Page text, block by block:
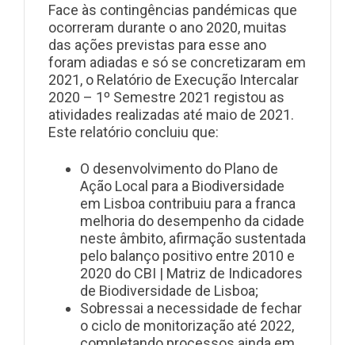
Face às contingências pandémicas que
ocorreram durante o ano 2020, muitas
das ações previstas para esse ano
foram adiadas e só se concretizaram em
2021, o Relatório de Execução Intercalar
2020 – 1º Semestre 2021 registou as
atividades realizadas até maio de 2021.
Este relatório concluiu que:
O desenvolvimento do Plano de
Ação Local para a Biodiversidade
em Lisboa contribuiu para a franca
melhoria do desempenho da cidade
neste âmbito, afirmação sustentada
pelo balanço positivo entre 2010 e
2020 do CBI | Matriz de Indicadores
de Biodiversidade de Lisboa;
Sobressai a necessidade de fechar
o ciclo de monitorização até 2022,